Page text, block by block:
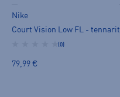
Nike
Court Vision Low FL - tennarit
(0)
79,99 €